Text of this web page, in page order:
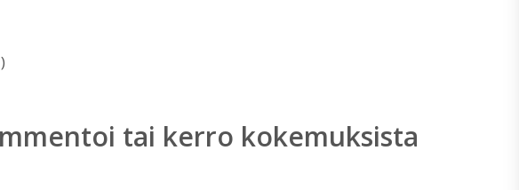
tai kerro kokemuksista